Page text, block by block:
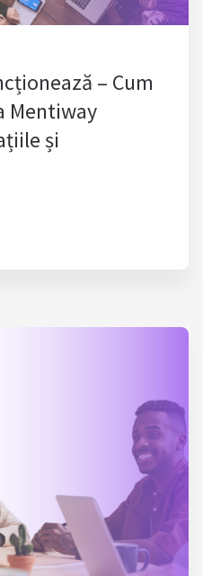
– Cum
Mentiway
și